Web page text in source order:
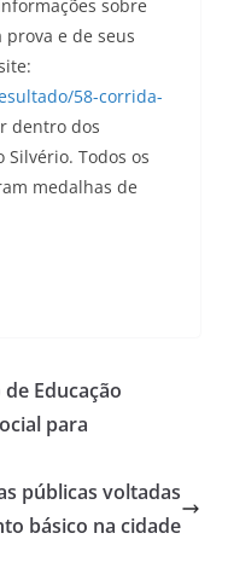
sobre
e de seus
58-corrida-
dentro dos
Silvério. Todos os
medalhas de
Educação
para
públicas voltadas
básico na cidade